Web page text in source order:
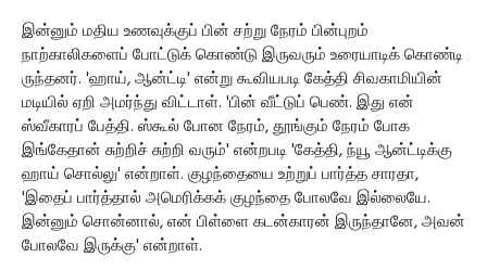
இன்னும் மதிய உணவுக்குப் பின் சற்று நேரம் பின்புறம்
நாற்காலிகளைப் போட்டுக் கொண்டு இருவரும் உரையாடிக் கொண்டி
ருந்தனர். 'ஹாய், ஆன்ட்டி' என்று கூவியபடி கேத்தி சிவகாமியின்
மடியில் ஏறி அமர்ந்து விட்டாள். 'பின் வீட்டுப் பெண். இது என்
ஸ்வீகாரப் பேத்தி. ஸ்கூல் போன நேரம், தூங்கும் நேரம் போக
இங்கேதான் சுற்றிச் சுற்றி வரும்' என்றபடி 'கேத்தி, ந்யூ ஆன்ட்டிக்கு
ஹாய் சொல்லு' என்றாள். குழந்தையை உற்றுப் பார்த்த சாரதா,
'இதைப் பார்த்தால் அமெரிக்கக் குழந்தை போலவே இல்லையே.
இன்னும் சொன்னால், என் பிள்ளை கடன்காரன் இருந்தானே, அவன்
போலவே இருக்கு' என்றாள்.